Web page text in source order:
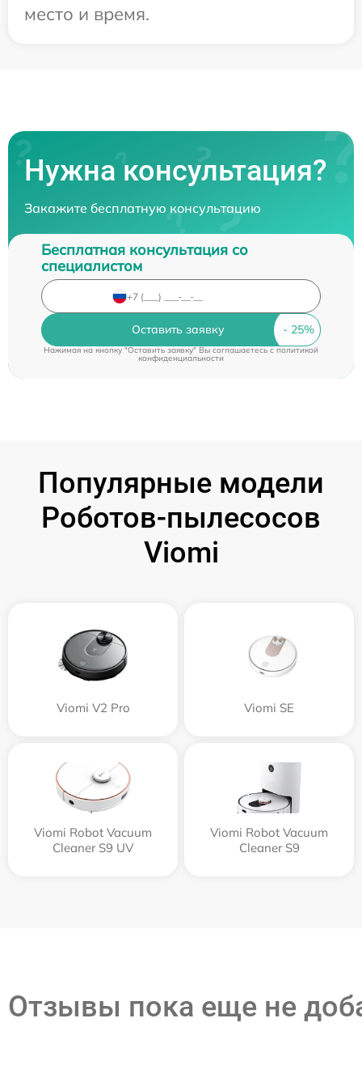
место и время.
Нужна консультация?
Закажите бесплатную консультацию
Бесплатная консультация со
специалистом
Оставить заявку
Нажимая на кнопку "Оставить заявку" Вы соглашаетесь c политикой
конфиденциальности
Популярные модели
Роботов-пылесосов
Viomi
Viomi V2 Pro Viomi SE
Viomi Robot Vacuum
Cleaner S9 UV
Viomi Robot Vacuum
Cleaner S9
Отзывы пока еще не